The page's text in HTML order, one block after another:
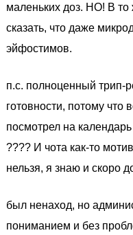
маленьких доз. НО! В
сказать, что даже
эйфостимов.
п.с. полноценный трип-
готовности, потому что
посмотрел на
???? И чота как-то
нельзя, я знаю и скоро
был ненаход, но
пониманием и без